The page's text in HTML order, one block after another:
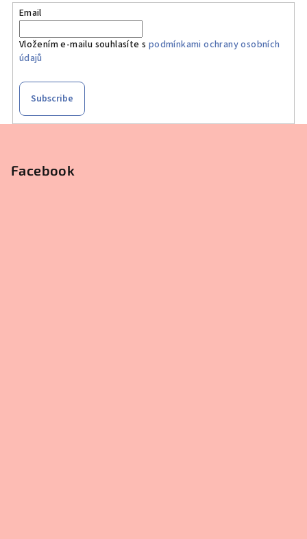
Email
Vložením e-mailu souhlasíte s podmínkami ochrany osobních
údajů
Subscribe
Facebook